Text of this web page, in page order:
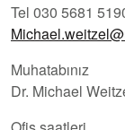
Tel 030 5681
Muhatabınız
Dr. Michael